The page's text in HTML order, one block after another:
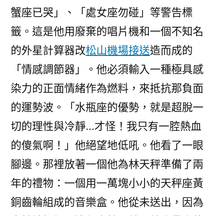
蟹座已哭」、「處女座勿碰」等警告標
籤。這是他用廢棄的唱片機和一個不知名
的外星計算器改松山機場接送造而成的
「情感調節器」。他必須輸入一種極具感
染力的正面情緒作為燃料，來抵抗那負面
的運勢波。「水瓶座的優勢，就是超脫一
切的理性與冷靜…才怪！我只有一腔熱血
的傻氣啊！」他絕望地低吼。他看了一眼
腳邊。那裡放著一個他為林天秤準備了兩
年的禮物：一個用一萬塊小小的天秤座黃
銅齒輪組成的音樂盒。他從未送出，因為